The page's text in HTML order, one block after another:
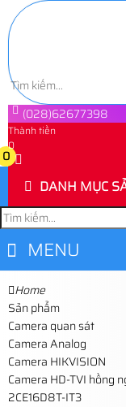
(028)62677398
Thành tiền
0
0
DANH MỤC
MENU
Home
Sản phẩm
Camera quan sát
Camera Analog
Camera HIKVISION
Camera HD-TVI hồng
2CE16D8T-IT3